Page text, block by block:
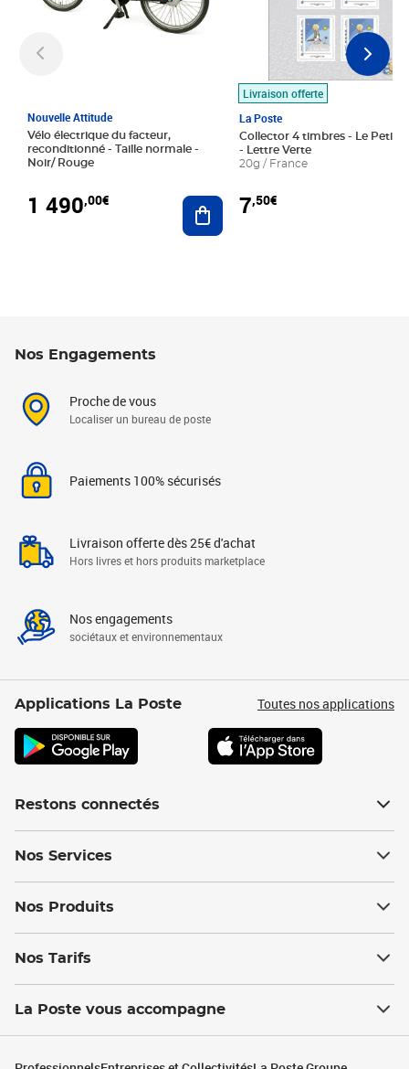
Nouvelle Attitude
Vélo électrique du facteur,
reconditionné - Taille normale -
Noir/ Rouge
1 490,00€ Ajouter au panier
Livraison offerte
La Poste
Collector 4 timbres - Le Petit
- Lettre Verte
20g / France
7,50€
Nos Engagements
Proche de vous
Localiser un bureau de poste
Paiements 100% sécurisés
Livraison offerte dès 25€ d'achat
Hors livres et hors produits marketplace
Nos engagements
sociétaux et environnementaux
Applications La Poste Toutes nos applications
Restons connectés
Nos Services
Nos Produits
Nos Tarifs
La Poste vous accompagne